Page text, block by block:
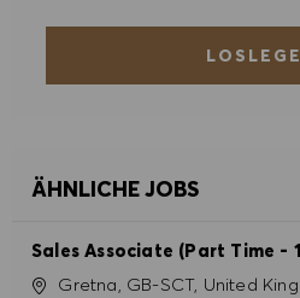
ÄHNLICHE JOBS
Sales Associate (Part Time -
Ort Gretna, GB-SCT, United